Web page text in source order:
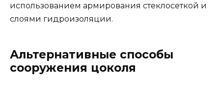
использованием армирования стеклосеткой и
слоями гидроизоляции.
Альтернативные способы
сооружения цоколя